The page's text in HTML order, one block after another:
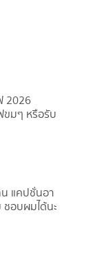
2026
ขมๆ หรือรับ
แคปชั่นอา
อบผมได้นะ